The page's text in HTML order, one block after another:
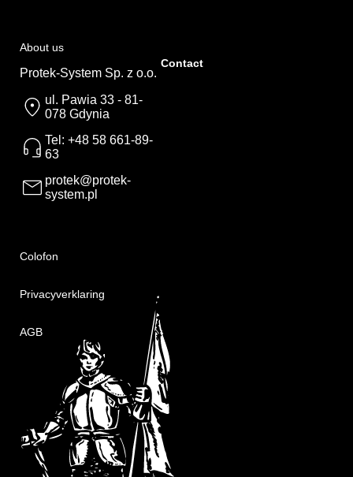
About us
Protek-System Sp. z o.o.
ul. Pawia 33 - 81-
078 Gdynia
Tel: +48 58 661-89-
63
protek@protek-
system.pl
Colofon
Privacyverklaring
AGB
Contact